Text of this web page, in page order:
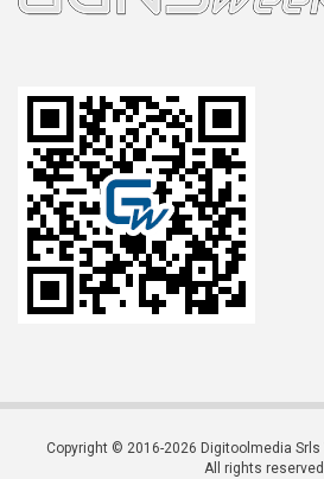
Copyright © 2016-2026 Digitoolmedia Srls
All rights